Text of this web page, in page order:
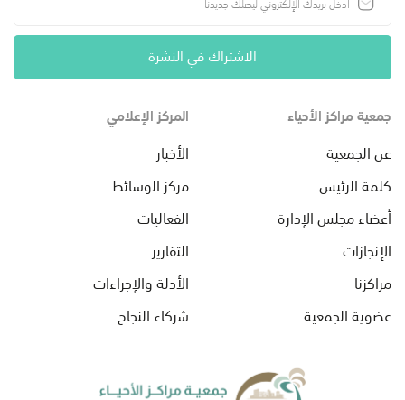
الاشتراك في النشرة
جمعية مراكز الأحياء
عن الجمعية
كلمة الرئيس
أعضاء مجلس الإدارة
الإنجازات
مراكزنا
عضوية الجمعية
المركز الإعلامي
الأخبار
مركز الوسائط
الفعاليات
التقارير
الأدلة والإجراءات
شركاء النجاح